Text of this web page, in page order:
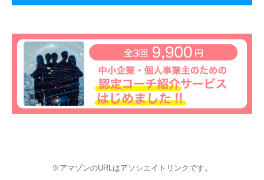
※アマゾンのURLはアソシエイトリンクです。